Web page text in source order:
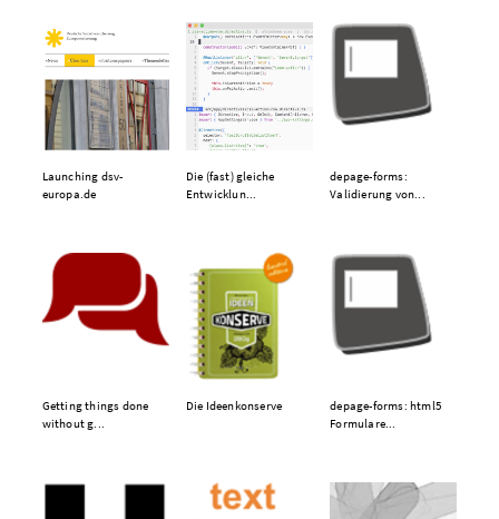
Launching dsv-
europa.de
Die (fast) gleiche
Entwicklun...
depage-forms:
Validierung von...
Getting things done
without g...
Die Ideenkonserve
depage-forms: html5
Formulare...